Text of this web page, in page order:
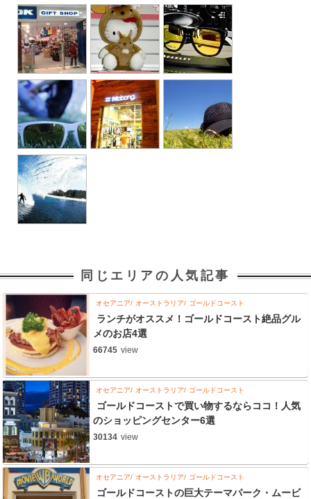
同じエリアの人気記事
オセアニア オーストラリア ゴールドコースト
ランチがオススメ！ゴールドコースト絶品グル
メのお店4選
66745 view
オセアニア オーストラリア ゴールドコースト
ゴールドコーストで買い物するならココ！人気
のショッピングセンター6選
30134 view
オセアニア オーストラリア ゴールドコースト
ゴールドコーストの巨大テーマパーク・ムービ